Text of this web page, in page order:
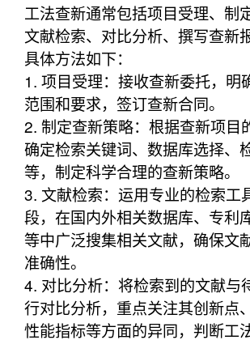
工法查新通常包括项目受理、制
文献检索、对比分析、撰写查新
具体方法如下：
1. 项目受理：接收查新委托，明
范围和要求，签订查新合同。
2. 制定查新策略：根据查新项目
确定检索关键词、数据库选择、
等，制定科学合理的查新策略。
3. 文献检索：运用专业的检索工
段，在国内外相关数据库、专利
等中广泛搜集相关文献，确保文
准确性。
4. 对比分析：将检索到的文献与
行对比分析，重点关注其创新点
性能指标等方面的异同，判断工